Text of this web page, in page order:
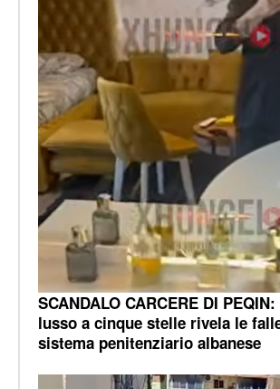
SCANDALO CARCERE DI
lusso a cinque stelle rivela le
sistema penitenziario albanese